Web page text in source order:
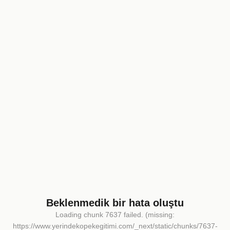
Beklenmedik bir hata oluştu
Loading chunk 7637 failed. (missing:
https://www.yerindekopekegitimi.com/_next/static/chunks/7637-